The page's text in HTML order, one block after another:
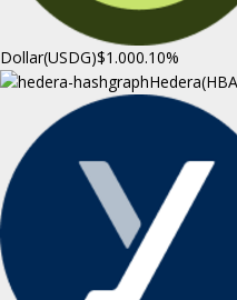
Dollar(USDG)$1.000.10%